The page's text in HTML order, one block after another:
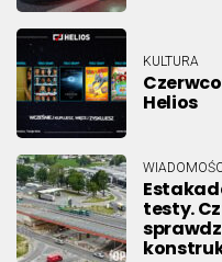
KULTURA
Helios
testy.